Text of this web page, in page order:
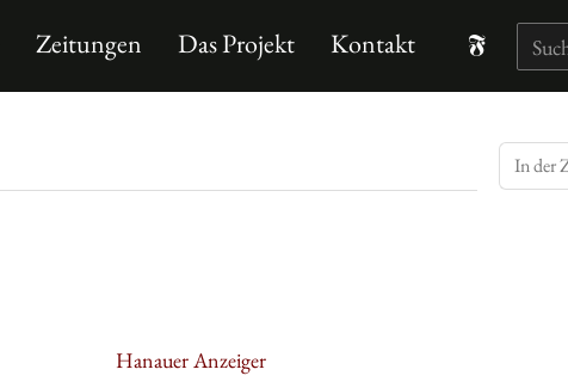
Zeitungen Das Projekt Kontakt
Hanauer Anzeiger